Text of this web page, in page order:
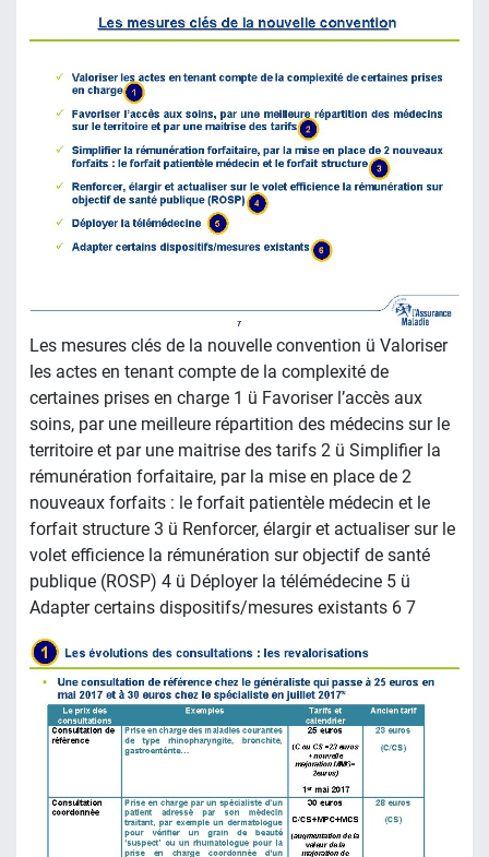
Les mesures clés de la nouvelle convention ü Valoriser
les actes en tenant compte de la complexité de
certaines prises en charge 1 ü Favoriser l’accès aux
soins, par une meilleure répartition des médecins sur le
territoire et par une maitrise des tarifs 2 ü Simplifier la
rémunération forfaitaire, par la mise en place de 2
nouveaux forfaits : le forfait patientèle médecin et le
forfait structure 3 ü Renforcer, élargir et actualiser sur le
volet efficience la rémunération sur objectif de santé
publique (ROSP) 4 ü Déployer la télémédecine 5 ü
Adapter certains dispositifs/mesures existants 6 7